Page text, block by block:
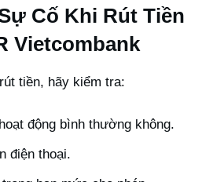
Cố Khi Rút Tiền
Vietcombank
tiền, hãy kiểm tra:
động bình thường không.
điện thoại.